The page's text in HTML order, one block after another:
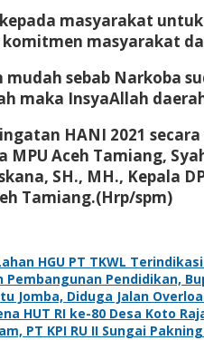
masyarakat
masyarakat
mudah sebab Narkoba
maka InsyaAllah
HANI 2021
MPU Aceh Tamiang,
SH., MH., Kepala
Tamiang.(Hrp/spm)
HGU PT TKWL
Pendidikan,
Jomba, Diduga Jalan
HUT RI ke-80 Desa Koto
PT KPI RU II Sungai